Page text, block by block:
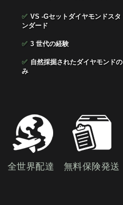
✅ VS -Gセットダイヤモンドスタ
ンダード
✅ 3 世代の経験
✅ 自然採掘されたダイヤモンドの
み
全世界配達 無料保険発送